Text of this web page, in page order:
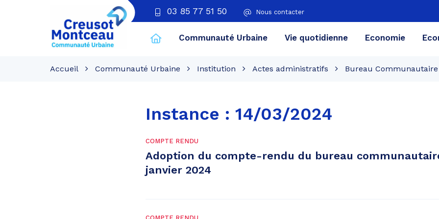
03 85 77 51 50 Nous contacter
Creusot
Montceau
Communauté Urbaine Vie quotidienne Economie
Accueil Communauté Urbaine Institution Actes administratifs Bureau Communautaire
Instance : 14/03/2024
COMPTE RENDU
Adoption du compte-rendu du bureau
janvier 2024